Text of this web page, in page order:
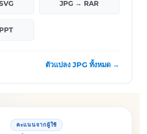
JPG → RAR
ตัวแปลง JPG ทั้งหมด →
คะแนนจากผู้ใช้